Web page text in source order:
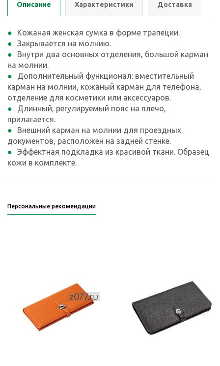
Описание Характеристики Доставка
Кожаная женская сумка в форме трапеции.
Закрывается на молнию.
Внутри два основных отделения, большой карман
на молнии.
Дополнительный функционал: вместительный
карман на молнии, кожаный карман для телефона,
отделение для косметики или аксессуаров.
Длинный, регулируемый пояс на плечо,
прилагается.
Внешний карман на молнии для проездных
документов, расположен на задней стенке.
Эффектная подкладка из красивой ткани. Образец
кожи в комплекте.
Персональные рекомендации